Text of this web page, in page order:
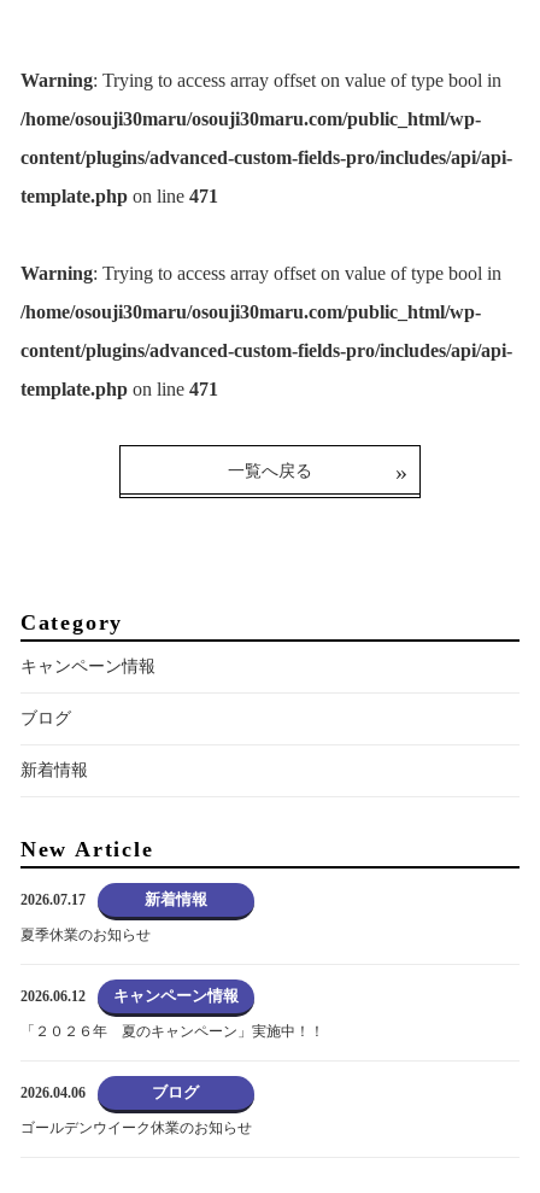
Warning: Trying to access array offset on value of type bool in
/home/osouji30maru/osouji30maru.com/public_html/wp-
content/plugins/advanced-custom-fields-pro/includes/api/api-
template.phpon line 471
Warning: Trying to access array offset on value of type bool in
/home/osouji30maru/osouji30maru.com/public_html/wp-
content/plugins/advanced-custom-fields-pro/includes/api/api-
template.phpon line 471
一覧へ戻る
Category
キャンペーン情報
ブログ
新着情報
New Article
2026.07.17 新着情報
夏季休業のお知らせ
2026.06.12 キャンペーン情報
「２０２６年 夏のキャンペーン」実施中！！
2026.04.06 ブログ
ゴールデンウイーク休業のお知らせ